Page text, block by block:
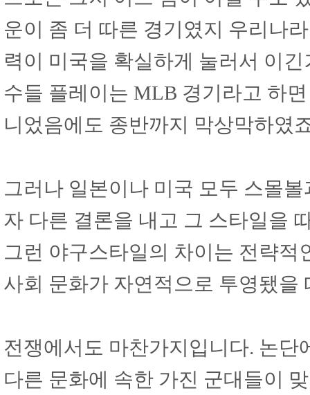
운이 좀 더 따른 경기였지 우리나
력이 미국을 확실하게 눌러서 이
수들 플레이는 MLB 경기라고 하
니었음에도 종반까지 막상막하였
그러나 일본이나 미국 모두 스몰
자 다른 결론을 내고 그 스타일을
그런 야구스타일의 차이는 전략
사회 문화가 자연적으로 투영됐을
전쟁에서도 마찬가지입니다. 논
다른 문화에 속한 가진 군대들이